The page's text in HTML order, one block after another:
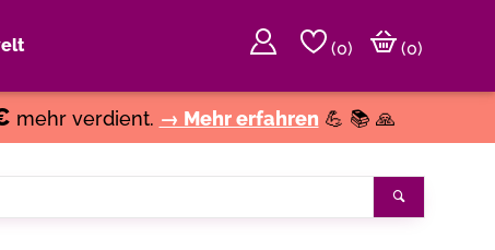
(0)
(0)
mehr verdient. → Mehr erfahren 💪 📚 🙏